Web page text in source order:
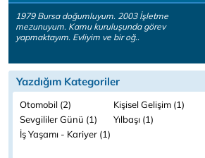
1979 Bursa doğumluyum. 2003 İşletme
mezunuyum. Kamu kuruluşunda görev
yapmaktayım. Evliyim ve bir oğ..
Yazdığım Kategoriler
Otomobil (2)
Kişisel Gelişim (1)
Sevgililer Günü (1)
Yılbaşı (1)
İş Yaşamı - Kariyer (1)